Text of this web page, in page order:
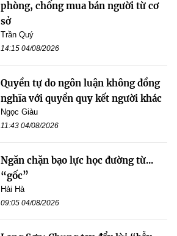
phòng, chống mua bán người từ cơ
sở
Trần Quý
14:15 04/08/2026
Quyền tự do ngôn luận không đồng
nghĩa với quyền quy kết người khác
Ngọc Giàu
11:43 04/08/2026
Ngăn chặn bạo lực học đường từ...
“gốc”
Hải Hà
09:05 04/08/2026